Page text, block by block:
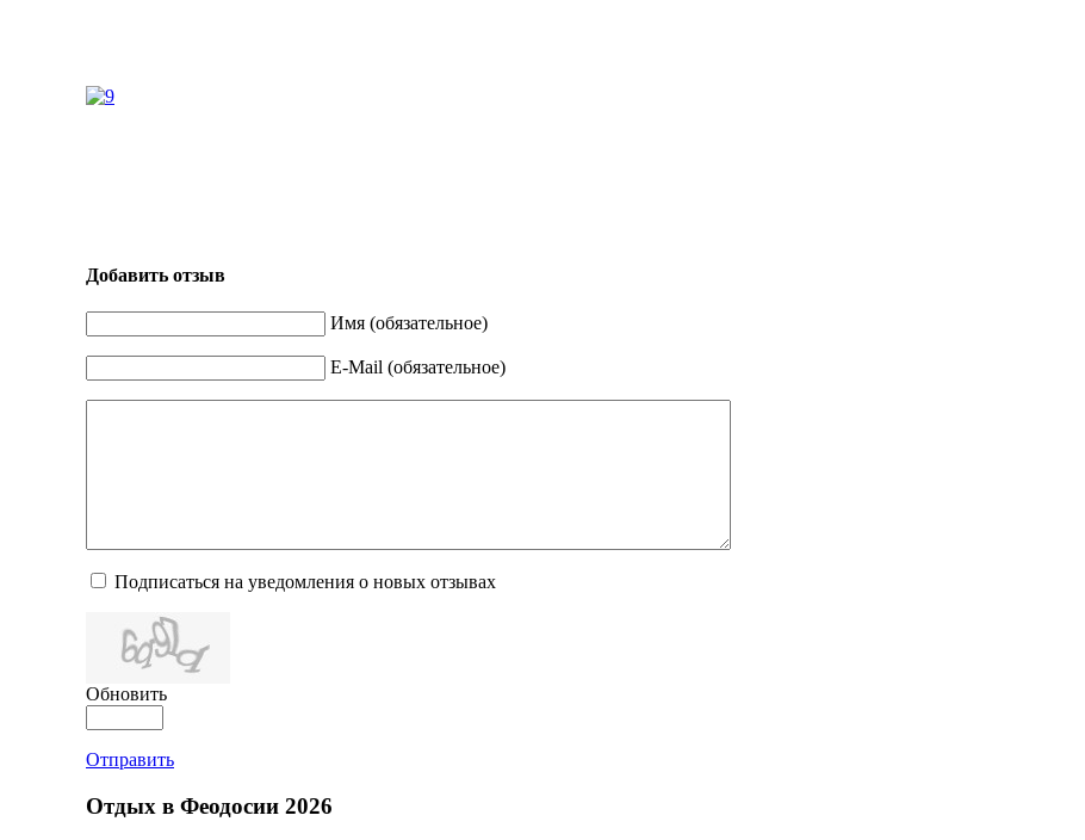
Добавить отзыв
Имя (обязательное)
E-Mail (обязательное)
Подписаться на уведомления о новых отзывах
Обновить
Отправить
Отдых в Феодосии 2026